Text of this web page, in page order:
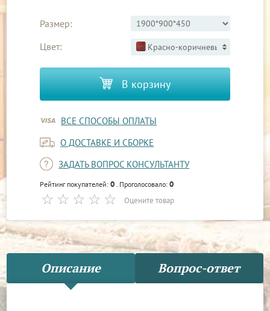
Размер:
Цвет:
Красно-коричневый 3
В корзину
ВСЕ СПОСОБЫ ОПЛАТЫ
О ДОСТАВКЕ И СБОРКЕ
ЗАДАТЬ ВОПРОС КОНСУЛЬТАНТУ
Рейтинг покупателей:0 . Проголосовало:0
Оцените товар
Описание Вопрос-ответ